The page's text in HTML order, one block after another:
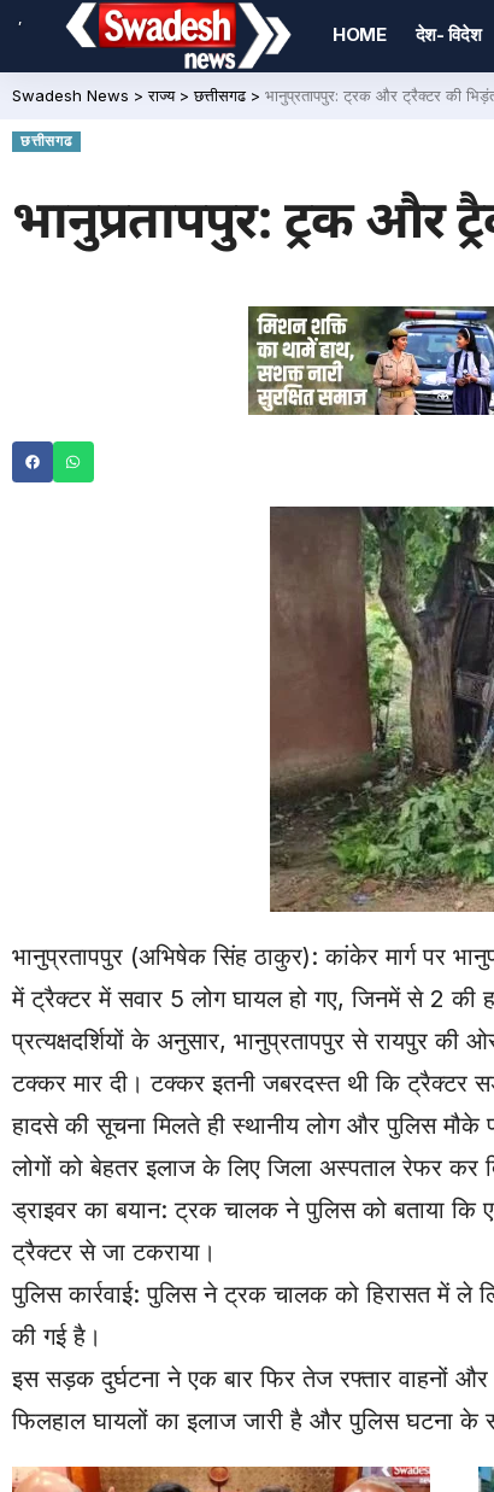
,
HOME देश- विदेश
Swadesh News >राज्य>छत्तीसगढ> भानुप्रतापपुर: ट्रक और ट्रैक्टर की
छत्तीसगढ
भानुप्रतापपुर: ट्रक और
भानुप्रतापपुर (अभिषेक सिंह ठाकुर): कांकेर मार्ग पर
में ट्रैक्टर में सवार 5 लोग घायल हो गए, जिनमें से 2 की
प्रत्यक्षदर्शियों के अनुसार, भानुप्रतापपुर से रायपुर
टक्कर मार दी। टक्कर इतनी जबरदस्त थी कि ट्रैक्टर
हादसे की सूचना मिलते ही स्थानीय लोग और पुलिस
लोगों को बेहतर इलाज के लिए जिला अस्पताल रेफर कर
ड्राइवर का बयान: ट्रक चालक ने पुलिस को बताया
ट्रैक्टर से जा टकराया।
पुलिस कार्रवाई: पुलिस ने ट्रक चालक को हिरासत में ले
की गई है।
इस सड़क दुर्घटना ने एक बार फिर तेज रफ्तार वाहनों
फिलहाल घायलों का इलाज जारी है और पुलिस घटना